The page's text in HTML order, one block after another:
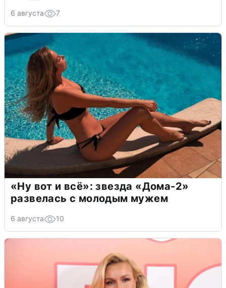
6 августа 7
«Ну вот и всё»: звезда «Дома-2»
развелась с молодым мужем
6 августа 10